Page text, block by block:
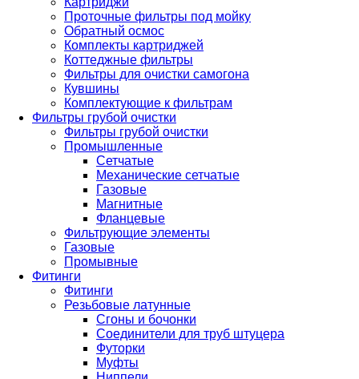
Проточные фильтры под мойку
Обратный осмос
Комплекты картриджей
Коттеджные фильтры
Фильтры для очистки самогона
Кувшины
Комплектующие к фильтрам
Фильтры грубой очистки
Фильтры грубой очистки
Промышленные
Сетчатые
Механические сетчатые
Газовые
Магнитные
Фланцевые
Фильтрующие элементы
Газовые
Промывные
Фитинги
Фитинги
Резьбовые латунные
Сгоны и бочонки
Соединители для труб штуцера
Футорки
Муфты